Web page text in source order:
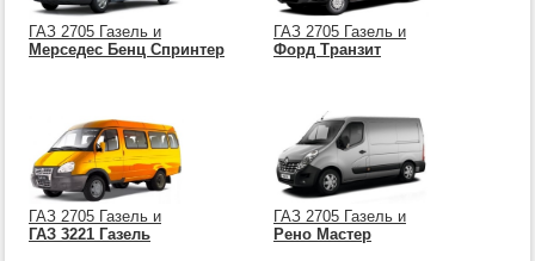
ГАЗ 2705 Газель и
Мерседес Бенц Спринтер
ГАЗ 2705 Газель и
Форд Транзит
ГАЗ 2705 Газель и
ГАЗ 3221 Газель
ГАЗ 2705 Газель и
Рено Мастер